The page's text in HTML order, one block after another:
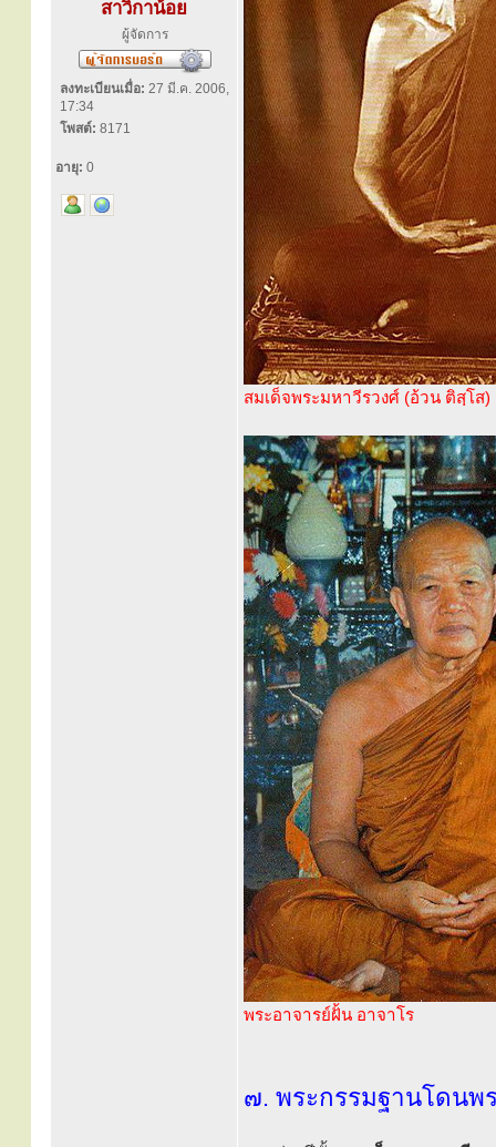
สาวิกาน้อย
ผู้จัดการ
ลงทะเบียนเมื่อ: 27 มี.ค. 2006,
17:34
โพสต์: 8171
อายุ: 0
สมเด็จพระมหาวีรวงศ์ (อ้วน ติสฺโส)
พระอาจารย์ฝั้น อาจาโร
๗. พระกรรมฐานโดนพ